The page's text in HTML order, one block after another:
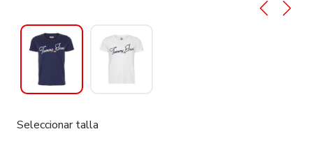
Seleccionar talla